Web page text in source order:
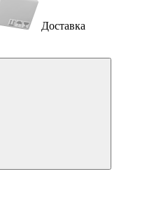
Доставка